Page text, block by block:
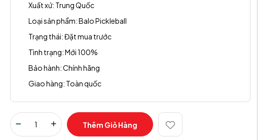
Xuất xứ: Trung Quốc
Loại sản phẩm:Balo Pickleball
Trạng thái:Đặt mua trước
Tình trạng:Mới 100%
Bảo hành:Chính hãng
Giao hàng: Toàn quốc
Thêm Giỏ Hàng